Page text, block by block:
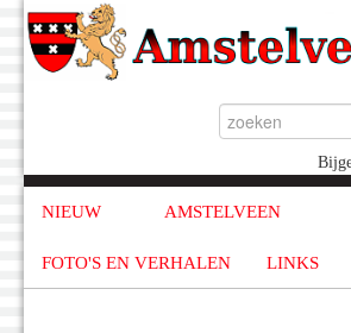
NIEUW AMSTELVEEN
FOTO'S EN VERHALEN LINKS